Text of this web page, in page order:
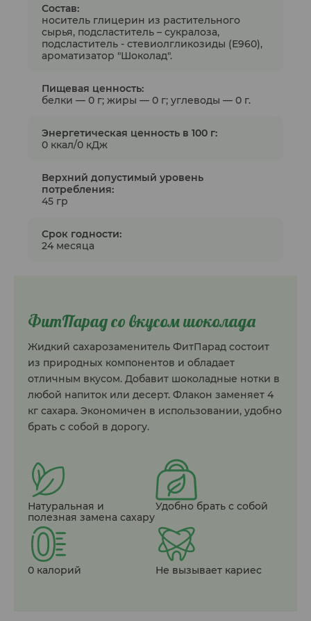
Состав:
носитель глицерин из растительного
сырья, подсластитель – сукралоза,
подсластитель - стевиолгликозиды (Е960),
ароматизатор "Шоколад".
Пищевая ценность:
белки — 0 г; жиры — 0 г; углеводы — 0 г.
Энергетическая ценность в 100 г:
0 ккал/0 кДж
Верхний допустимый уровень
потребления:
45 гр
Срок годности:
24 месяца
ФитПарад со вкусом шоколада
Жидкий сахарозаменитель ФитПарад состоит
из природных компонентов и обладает
отличным вкусом. Добавит шоколадные нотки в
любой напиток или десерт. Флакон заменяет 4
кг сахара. Экономичен в использовании, удобно
брать с собой в дорогу.
Натуральная и
полезная замена сахару
Удобно брать с собой
0 калорий Не вызывает кариес